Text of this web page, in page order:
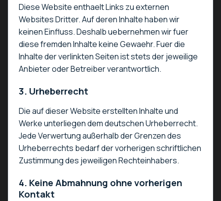
Diese Website enthaelt Links zu externen
Websites Dritter. Auf deren Inhalte haben wir
keinen Einfluss. Deshalb uebernehmen wir fuer
diese fremden Inhalte keine Gewaehr. Fuer die
Inhalte der verlinkten Seiten ist stets der jeweilige
Anbieter oder Betreiber verantwortlich.
3. Urheberrecht
Die auf dieser Website erstellten Inhalte und
Werke unterliegen dem deutschen Urheberrecht.
Jede Verwertung außerhalb der Grenzen des
Urheberrechts bedarf der vorherigen schriftlichen
Zustimmung des jeweiligen Rechteinhabers.
4. Keine Abmahnung ohne vorherigen
Kontakt